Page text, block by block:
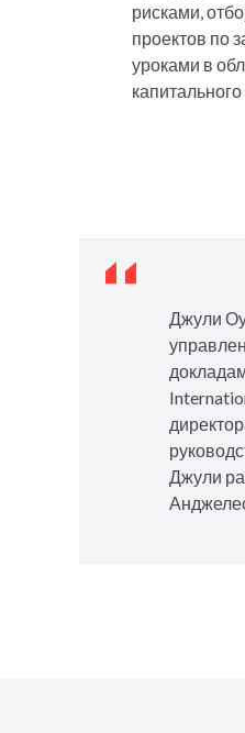
рисками,
проектов по
уроками в
Джули
Джули